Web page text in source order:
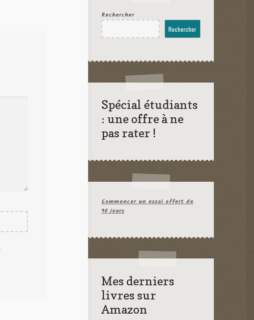
Rechercher
Rechercher
Spécial étudiants
: une offre à ne
pas rater !
Commencer un essai offert de
90 jours
Mes derniers
livres sur
Amazon